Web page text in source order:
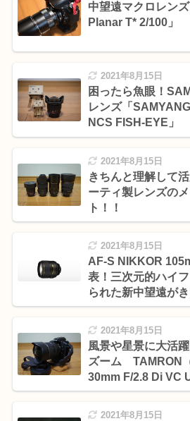
中望遠マクロレン
Planar T* 2/100」
2021年8月15日
困ったら魚眼！
レンズ「
NCS FISH-EYE」
2021年8月15日
きちんと理解して
ーティ製レンズの
ト！！
2021年8月15日
AF-S NIKKOR
表！三次元的ハイ
られた新中望遠がき
2021年8月15日
風景や星景に大活
ズーム TAMRON
30mm F/2.8 Di VC
2021年8月15日